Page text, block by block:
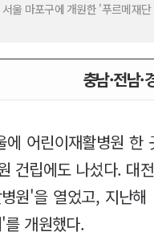
울 마포구에 개원한 '푸르메재
충남·전남
에 어린이재활병원
건립에도 나섰다. 대
원'을 열었고, 지난
개원했다.